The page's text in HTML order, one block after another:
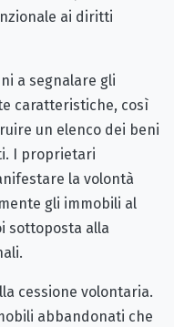
ai diritti
a segnalare gli
caratteristiche, così
un elenco dei beni
I proprietari
la volontà
gli immobili al
sottoposta alla
cessione volontaria.
abbandonati che